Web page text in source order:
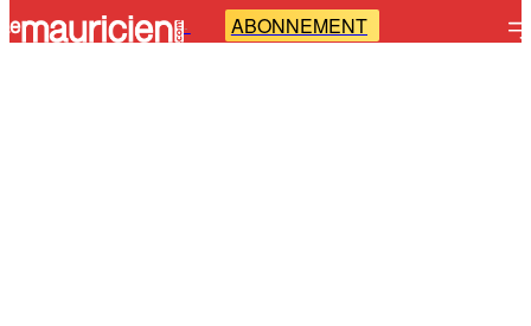
- ABONNEMENT